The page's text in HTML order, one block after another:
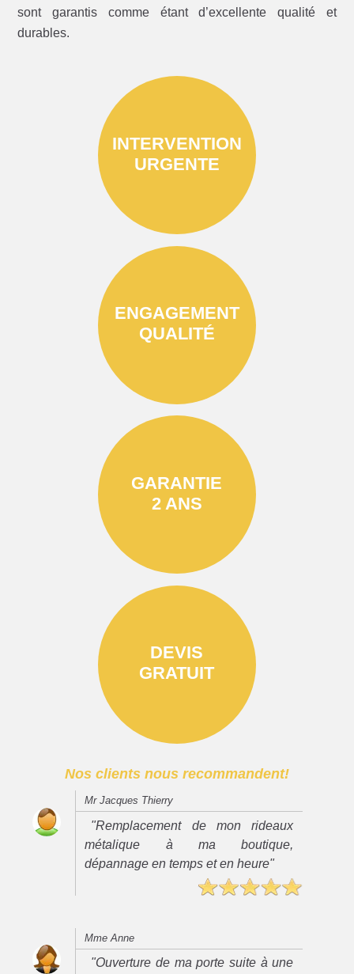
sont garantis comme étant d’excellente qualité et
durables.
INTERVENTION
URGENTE
ENGAGEMENT
QUALITÉ
GARANTIE
2 ANS
DEVIS
GRATUIT
Nos clients nous recommandent!
Mr Jacques Thierry
"Remplacement de mon rideaux
métalique à ma boutique,
dépannage en temps et en heure"
Mme Anne
"Ouverture de ma porte suite à une